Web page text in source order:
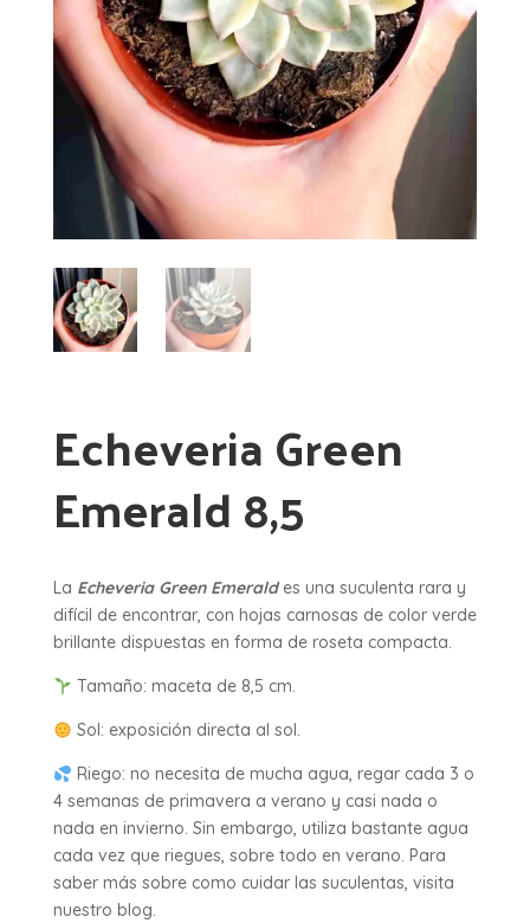
Echeveria Green
Emerald 8,5
La Echeveria Green Emeraldes una suculenta rara y
difícil de encontrar, con hojas carnosas de color verde
brillante dispuestas en forma de roseta compacta.
Tamaño: maceta de 8,5 cm.
Sol: exposición directa al sol.
Riego: no necesita de mucha agua, regar cada 3 o
4 semanas de primavera a verano y casi nada o
nada en invierno. Sin embargo, utiliza bastante agua
cada vez que riegues, sobre todo en verano. Para
saber más sobre como cuidar las suculentas, visita
nuestro blog.